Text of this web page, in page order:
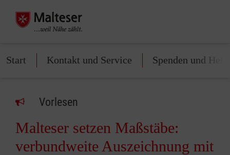
Start Kontakt und Service Spenden und
Vorlesen
Malteser setzen Maßstäbe:
verbundweite Auszeichnung mit